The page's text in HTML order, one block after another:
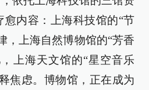
内容：上海科技馆的“节
，上海自然博物馆的“芳香
上海天文馆的“星空音乐
焦虑。博物馆，正在成为